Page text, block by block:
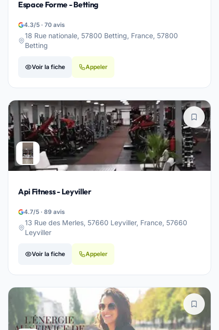
Espace Forme - Betting
4.3/5 · 70 avis
18 Rue nationale, 57800 Betting, France, 57800
Betting
Voir la fiche Appeler
Api Fitness - Leyviller
4.7/5 · 89 avis
13 Rue des Merles, 57660 Leyviller, France, 57660
Leyviller
Voir la fiche Appeler